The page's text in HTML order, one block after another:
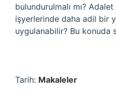
bulundurulmalı mı?
işyerlerinde daha adil bir
uygulanabilir? Bu konuda
Tarih: Makaleler